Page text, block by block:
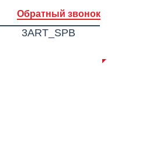
Обратный звонок
3ART_SPB